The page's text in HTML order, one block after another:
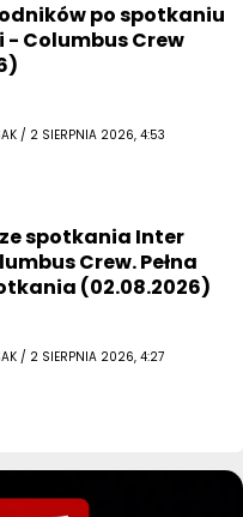
po spotkaniu
- Columbus Crew
/ 2 SIERPNIA 2026, 4:53
spotkania Inter
Crew. Pełna
(02.08.2026)
/ 2 SIERPNIA 2026, 4:27